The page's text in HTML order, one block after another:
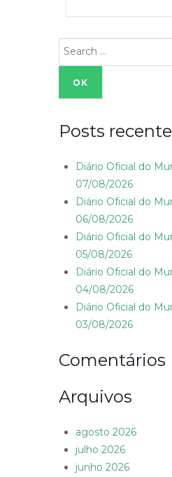
Search
for:
Posts
Diário Oficial do
07/08/2026
Diário Oficial do
06/08/2026
Diário Oficial do
05/08/2026
Diário Oficial do
04/08/2026
Diário Oficial do
03/08/2026
Comentários
Arquivos
agosto 2026
julho 2026
junho 2026